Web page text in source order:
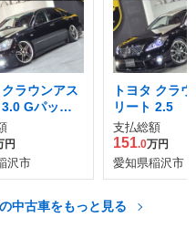
クラウンアス
3.0 Gパッケ
円
沢市
トヨタ クラ
リート 2.5
支払総額
151.0万円
愛知県稲沢市
中古車をもっと見る